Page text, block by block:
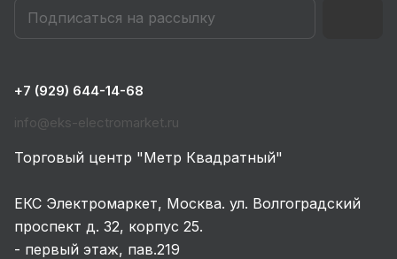
+7 (929) 644-14-68
info@eks-electromarket.ru
Торговый центр "Метр Квадратный"
ЕКС Электромаркет, Москва. ул. Волгоградский
проспект д. 32, корпус 25.
- первый этаж, пав.219